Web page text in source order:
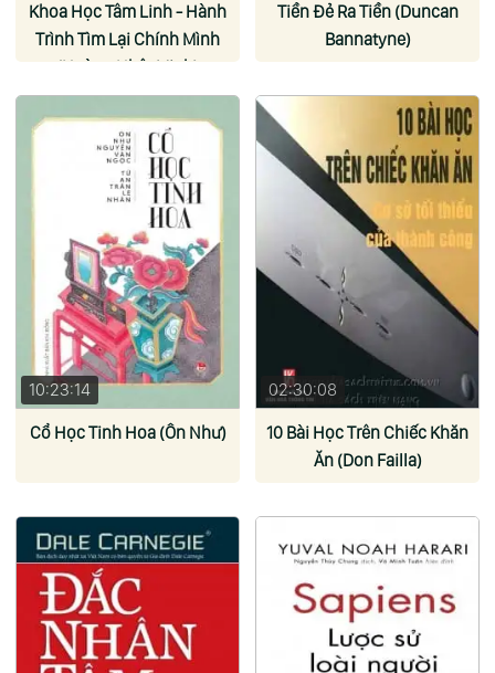
Khoa Học Tâm Linh - Hành
Trình Tìm Lại Chính Mình
(Hoàng Nhật Minh)
Tiền Đẻ Ra Tiền (Duncan
Bannatyne)
10:23:14
Cổ Học Tinh Hoa (Ôn Như)
02:30:08
10 Bài Học Trên Chiếc Khăn
Ăn (Don Failla)